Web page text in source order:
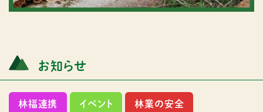
お知らせ
林福連携 イベント 林業の安全